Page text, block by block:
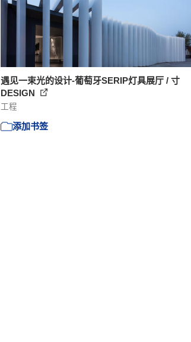
遇见一束光的设计-葡萄牙SERIP灯具展厅 / 寸
DESIGN
工程
添加书签